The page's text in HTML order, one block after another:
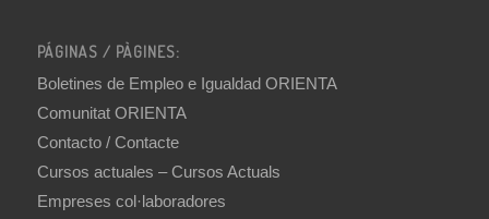
PÁGINAS / PÀGINES:
Boletines de Empleo e Igualdad ORIENTA
Comunitat ORIENTA
Contacto / Contacte
Cursos actuales – Cursos Actuals
Empreses col·laboradores